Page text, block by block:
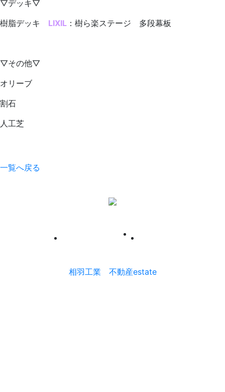
▽デッキ▽
樹脂デッキ LIXIL ：樹ら楽ステージ 多段幕板
▽その他▽
オリーブ
割石
人工芝
一覧へ戻る
PRIVACY POLICY
相羽工業 不動産estate